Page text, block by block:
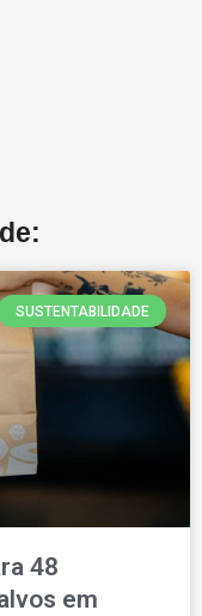
SUSTENTABILIDADE
48
em